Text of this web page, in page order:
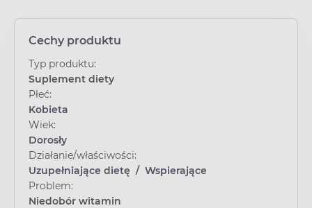
Cechy produktu
Typ produktu:
Suplement diety
Płeć:
Kobieta
Wiek:
Dorosły
Działanie/właściwości:
Uzupełniające dietę / Wspierające
Problem:
Niedobór witamin